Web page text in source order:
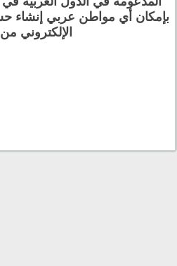
بإمكان أي مواطن عربي إنشاء
الإلكتروني